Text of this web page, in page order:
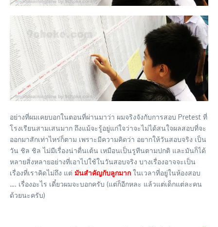
อย่างที่ผมเคยบอกในตอนที่ผ่านมาว่า ผมจริงจังกับการสอบ Pretest ที่
โรงเรียนสามเสนมาก ถึงแม้จะรู้อยู่แก่ใจว่าจะไม่ได้สนใจผลสอบที่จะ
ออกมาสักเท่าไหร่ก็ตาม เพราะมีความคิดว่า อยากให้วันสอบจริง เป็น
วัน ชิล ชิล ไม่มีเรื่องน่าตื่นเต้น เหมือนเป็นรูทีนตามปกติ และมันก็ได้
หลายสิ่งหลายอย่างที่เอาไปใช้ในวันสอบจริง บางเรื่องอาจจะเป็น
เรื่องที่เราคิดไม่ถึง แต่ มันสำคัญกับลูกมาก ในเวลาที่อยู่ในห้องสอบ
…. เรื่องอะไร เดี๋ยวผมจะบอกครับ (แต่ก็อีกหละ แล้วแต่เด็กแต่ละคน
ด้วยนะครับ)